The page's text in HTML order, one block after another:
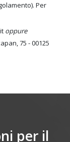
Per
oppure
75 - 00125
per il